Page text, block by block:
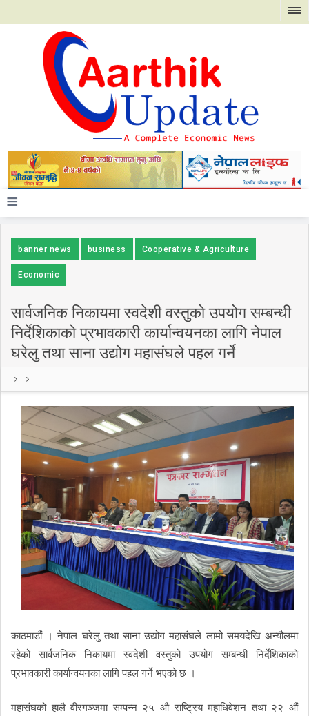
≡
banner news business Cooperative & Agriculture
Economic
सार्वजनिक निकायमा स्वदेशी वस्तुको उपयोग सम्बन्धी
निर्देशिकाको प्रभावकारी कार्यान्वयनका लागि नेपाल
घरेलु तथा साना उद्योग महासंघले पहल गर्ने
काठमाडौं । नेपाल घरेलु तथा साना उद्योग महासंघले लामो समयदेखि अन्यौलमा
रहेको सार्वजनिक निकायमा स्वदेशी वस्तुको उपयोग सम्बन्धी निर्देशिकाको
प्रभावकारी कार्यान्वयनका लागि पहल गर्ने भएको छ ।
महासंघको हालै वीरगञ्जमा सम्पन्न २५ औ राष्ट्रिय महाधिवेशन तथा २२ औं